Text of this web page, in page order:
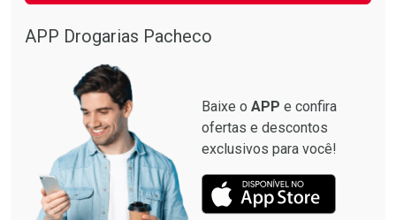
APP Drogarias Pacheco
Baixe o APP e confira
ofertas e descontos
exclusivos para você!